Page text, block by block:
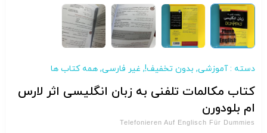
دسته :آموزشی, بدون تخفیف!, غیر فارسی, همه کتاب ها
کتاب مکالمات تلفنی به زبان انگلیسی اثر لارس
ام بلودورن
Telefonieren Auf Englisch Für Dummies